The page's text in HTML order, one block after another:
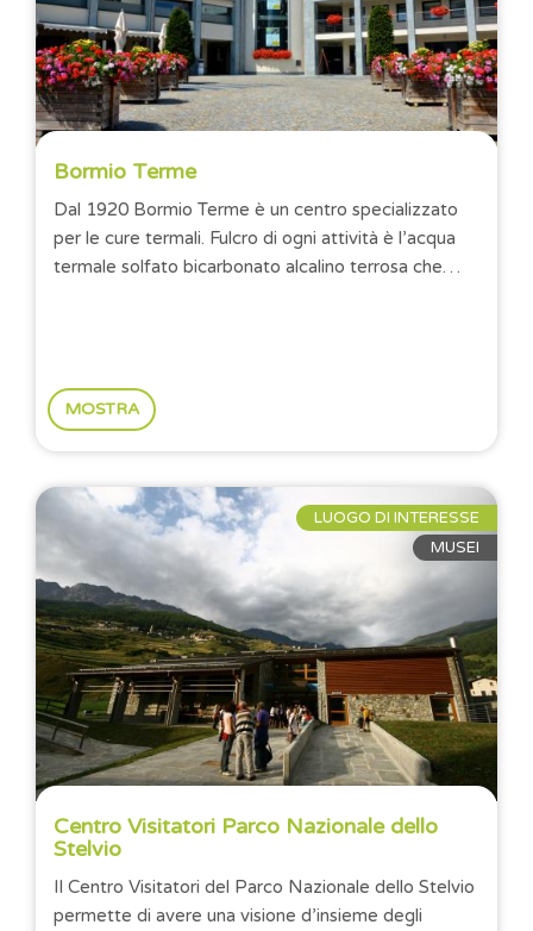
Bormio Terme
Dal 1920 Bormio Terme è un centro specializzato
per le cure termali. Fulcro di ogni attività è l’acqua
termale solfato bicarbonato alcalino terrosa che
MOSTRA
LUOGO DI INTERESSE
MUSEI
Centro Visitatori Parco Nazionale dello
Stelvio
Il Centro Visitatori del Parco Nazionale dello Stelvio
permette di avere una visione d’insieme degli